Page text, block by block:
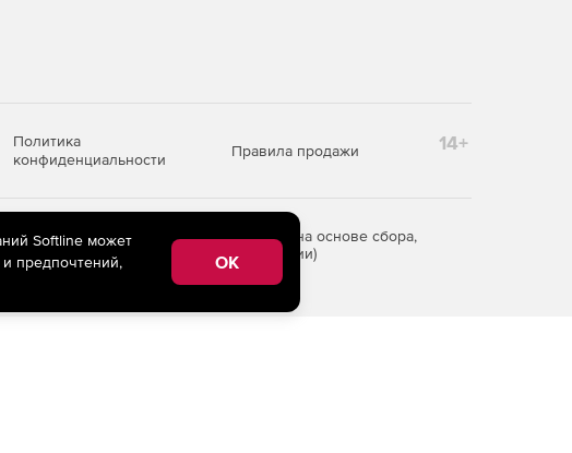
Политика
конфиденциальности
Правила продажи 14+
предоставления информации на основе сбора,
на территории Российской Федерации)
Softline может
предпочтений,
OK